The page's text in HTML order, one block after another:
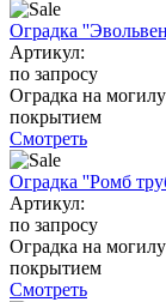
Оградка
Артикул:
по запросу
Оградка на
покрытием
Смотреть
Оградка ''Ромб
Артикул:
по запросу
Оградка на
покрытием
Смотреть